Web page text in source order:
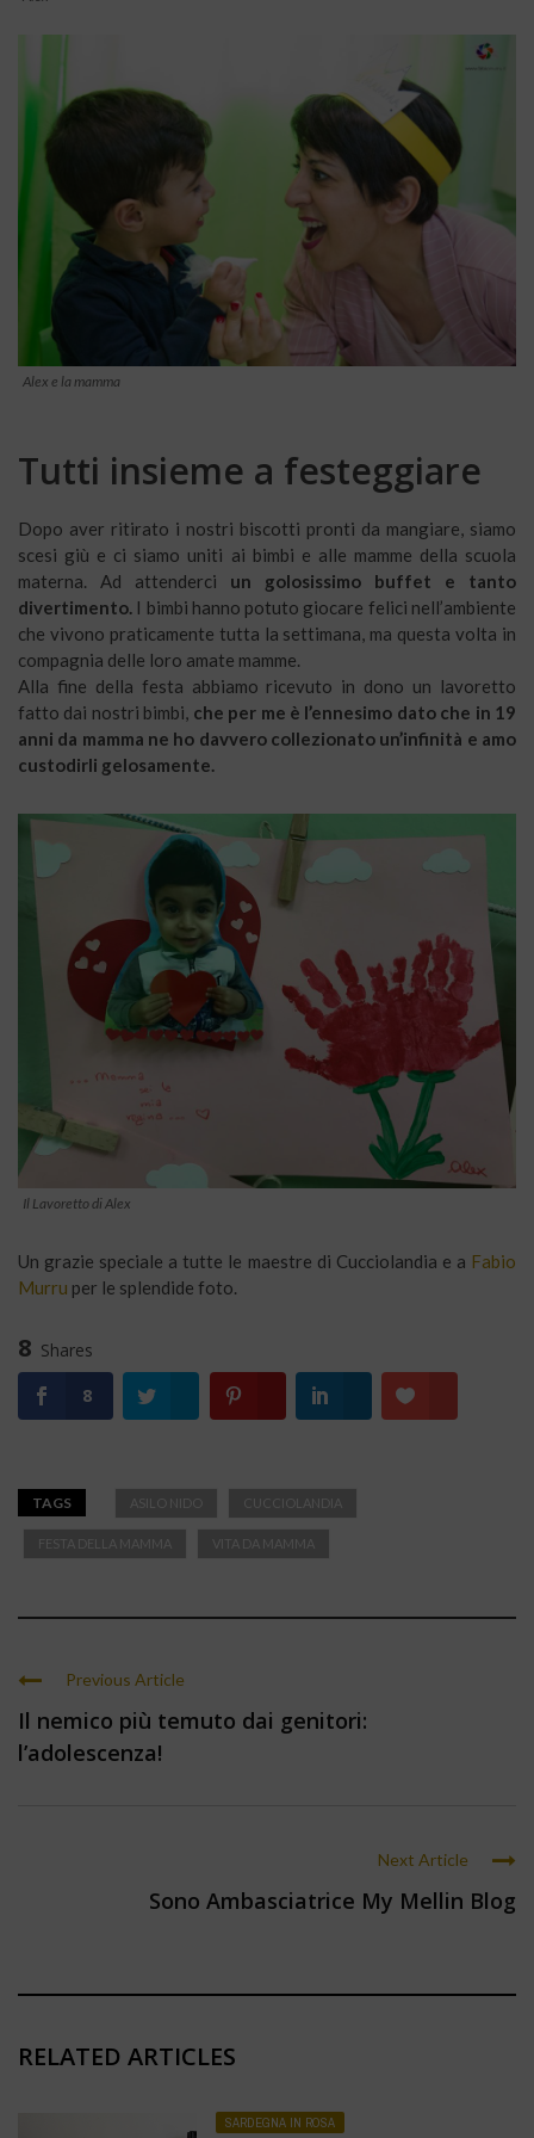
Alex e la mamma
Tutti insieme a festeggiare
Dopo aver ritirato i nostri biscotti pronti da mangiare, siamo
scesi giù e ci siamo uniti ai bimbi e alle mamme della scuola
materna. Ad attenderci un golosissimo buffet e tanto
divertimento. I bimbi hanno potuto giocare felici nell’ambiente
che vivono praticamente tutta la settimana, ma questa volta in
compagnia delle loro amate mamme.
Alla fine della festa abbiamo ricevuto in dono un lavoretto
fatto dai nostri bimbi, che per me è l’ennesimo dato che in 19
anni da mamma ne ho davvero collezionato un’infinità e amo
custodirli gelosamente.
Il Lavoretto di Alex
Un grazie speciale a tutte le maestre di Cucciolandia e a Fabio
Murru per le splendide foto.
8 Shares
8
TAGS ASILO NIDO CUCCIOLANDIA
FESTA DELLA MAMMA VITA DA MAMMA
Previous Article
Il nemico più temuto dai genitori:
l’adolescenza!
Next Article
Sono Ambasciatrice My Mellin Blog
RELATED ARTICLES
SARDEGNA IN ROSA